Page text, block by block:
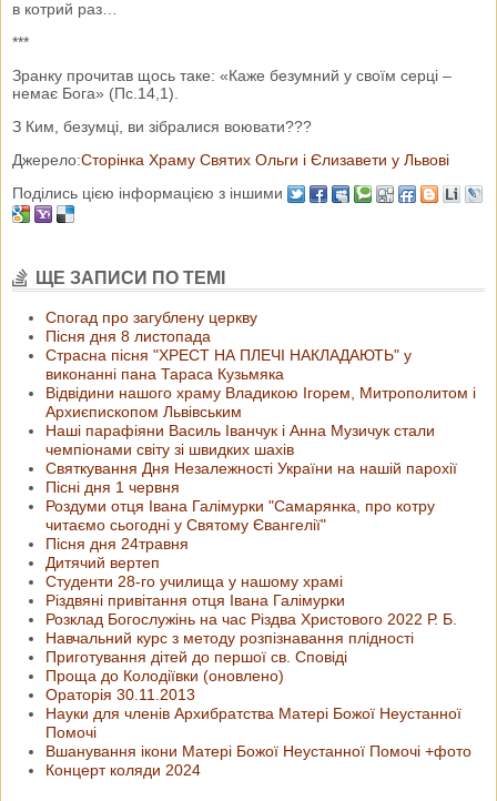
в котрий раз…
***
Зранку прочитав щось таке: «Каже безумний у своїм серці –
немає Бога» (Пс.14,1).
З Ким, безумці, ви зібралися воювати???
Джерело:Сторінка Храму Святих Ольги і Єлизавети у Львові
Поділись цією інформацією з іншими
ЩЕ ЗАПИСИ ПО ТЕМІ
Спогад про загублену церкву
Пісня дня 8 листопада
Страсна пісня "ХРЕСТ НА ПЛЕЧІ НАКЛАДАЮТЬ" у
виконанні пана Тараса Кузьмяка
Відвідини нашого храму Владикою Ігорем, Митрополитом і
Архиєпископом Львівським
Наші парафіяни Василь Іванчук і Анна Музичук стали
чемпіонами світу зі швидких шахів
Святкування Дня Незалежності України на нашій парохії
Пісні дня 1 червня
Роздуми отця Івана Галімурки "Самарянка, про котру
читаємо сьогодні у Святому Євангелії"
Пісня дня 24травня
Дитячий вертеп
Студенти 28-го училища у нашому храмі
Різдвяні привітання отця Івана Галімурки
Розклад Богослужінь на час Різдва Христового 2022 Р. Б.
Навчальний курс з методу розпізнавання плідності
Приготування дітей до першої св. Сповіді
Проща до Колодіївки (оновлено)
Ораторія 30.11.2013
Науки для членів Архибратства Матері Божої Неустанної
Помочі
Вшанування ікони Матері Божої Неустанної Помочі +фото
Концерт коляди 2024